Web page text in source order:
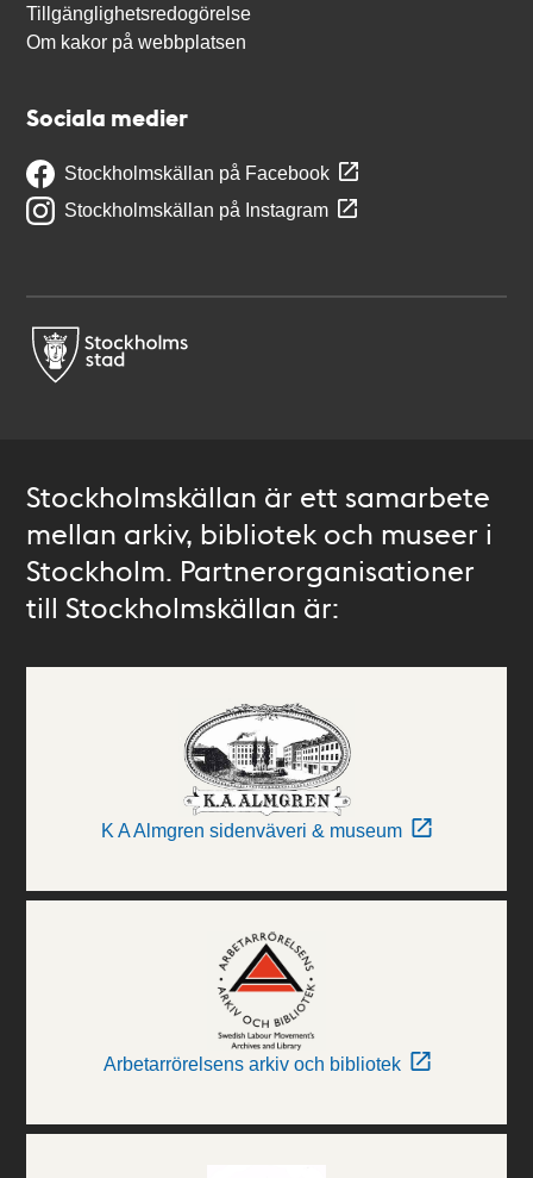
Tillgänglighetsredogörelse
Om kakor på webbplatsen
Sociala medier
Stockholmskällan på Facebook
Stockholmskällan på Instagram
Stockholmskällan är ett samarbete
mellan arkiv, bibliotek och museer i
Stockholm. Partnerorganisationer
till Stockholmskällan är:
K A Almgren sidenväveri & museum
Arbetarrörelsens arkiv och bibliotek